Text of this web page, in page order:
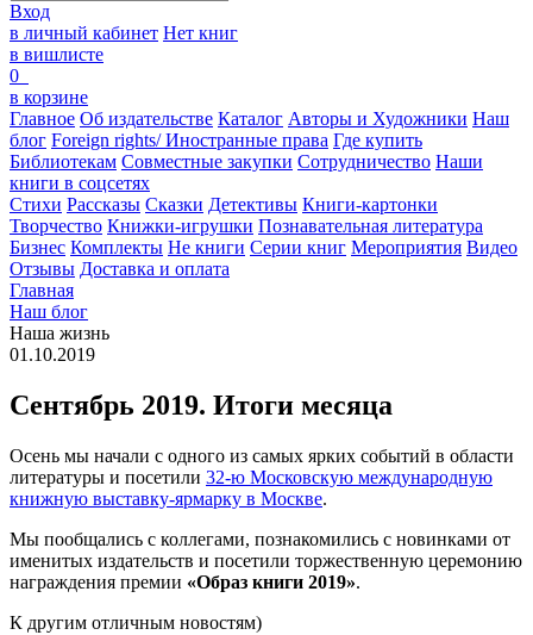
Вход
в личный кабинет Нет книг
в вишлисте
0
в корзине
Главное Об издательстве Каталог Авторы и Художники Наш
блог Foreign rights/ Иностранные права Где купить
Библиотекам Совместные закупки Сотрудничество Наши
книги в соцсетях
Стихи Рассказы Сказки Детективы Книги-картонки
Творчество Книжки-игрушки Познавательная литература
Бизнес Комплекты Не книги Серии книг Мероприятия Видео
Отзывы Доставка и оплата
Главная
Наш блог
Наша жизнь
01.10.2019
Сентябрь 2019. Итоги месяца
Осень мы начали с одного из самых ярких событий в области
литературы и посетили 32-ю Московскую международную
книжную выставку-ярмарку в Москве.
Мы пообщались с коллегами, познакомились с новинками от
именитых издательств и посетили торжественную церемонию
награждения премии «Образ книги 2019».
К другим отличным новостям)